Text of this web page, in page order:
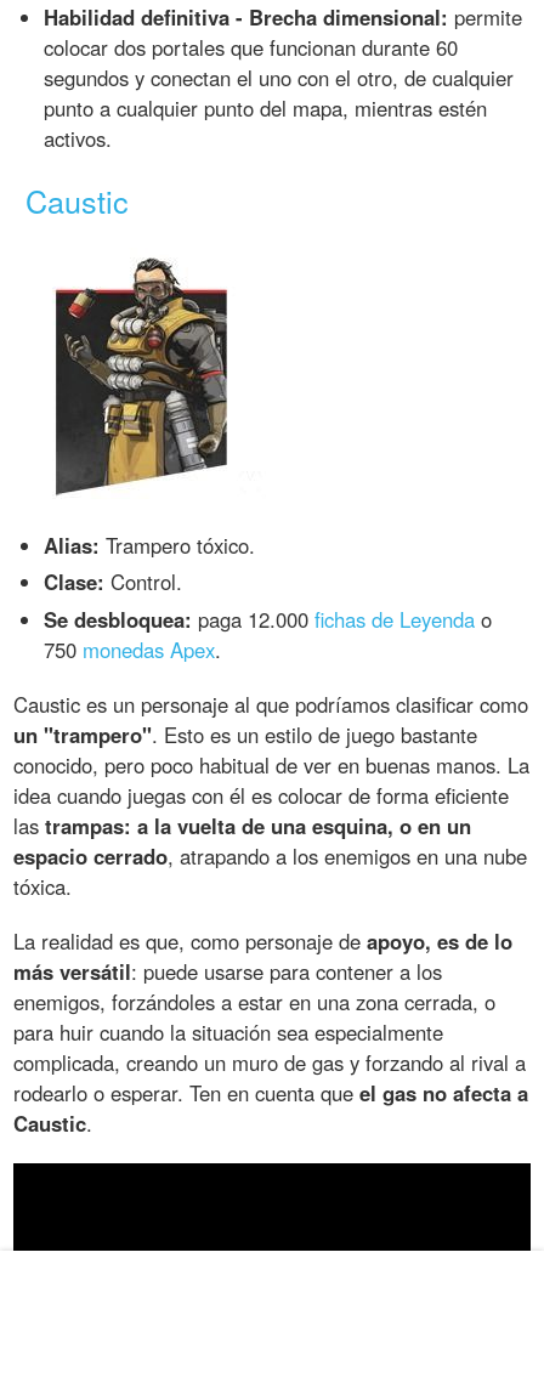
Habilidad definitiva - Brecha dimensional: permite
colocar dos portales que funcionan durante 60
segundos y conectan el uno con el otro, de cualquier
punto a cualquier punto del mapa, mientras estén
activos.
Caustic
Alias: Trampero tóxico.
Clase: Control.
Se desbloquea: paga 12.000fichas de Leyenda o
750 monedas Apex.
Caustic es un personaje al que podríamos clasificar como
un "trampero". Esto es un estilo de juego bastante
conocido, pero poco habitual de ver en buenas manos. La
idea cuando juegas con él es colocar de forma eficiente
lastrampas: a la vuelta de una esquina, o en un
espacio cerrado, atrapando a los enemigos en una nube
tóxica.
La realidad es que, como personaje deapoyo, es de lo
más versátil: puede usarse para contener a los
enemigos, forzándoles a estar en una zona cerrada, o
para huir cuando la situación sea especialmente
complicada, creando un muro de gas y forzando al rival a
rodearlo o esperar. Ten en cuenta queel gas no afecta a
Caustic.